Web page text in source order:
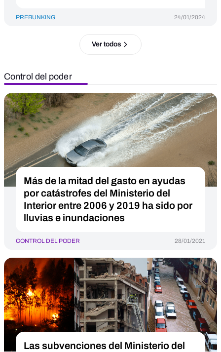
PREBUNKING 24/01/2024
Ver todos
Control del poder
Más de la mitad del gasto en ayudas
por catástrofes del Ministerio del
Interior entre 2006 y 2019 ha sido por
lluvias e inundaciones
CONTROL DEL PODER 28/01/2021
Las subvenciones del Ministerio del